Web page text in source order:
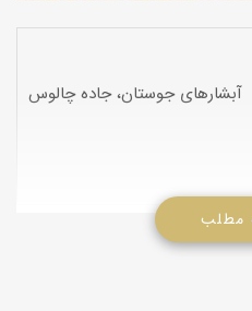
آبشارهای جوستان، جاده چالوس
چالوس در موقعیت جغرافیایی
مطلب